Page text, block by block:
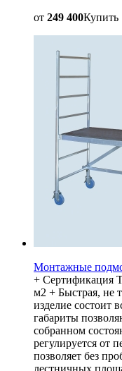
от 249 400Купить
Монтажные
+ Сертификация
м2 + Быстрая, не
изделие состоит
габариты
собранном
регулируется от
позволяет без
лестничных